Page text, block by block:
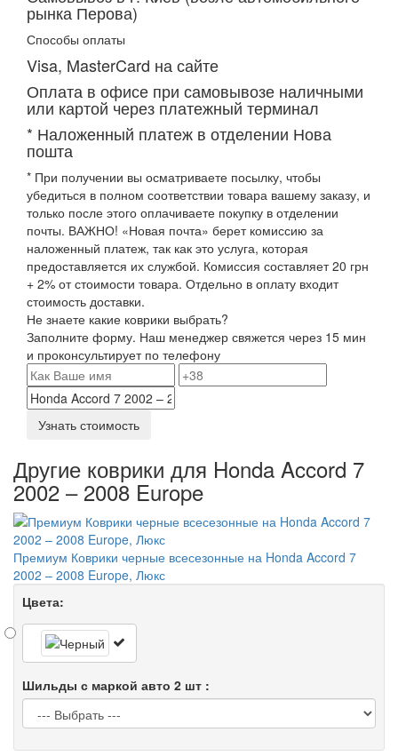
рынка Перова)
Способы оплаты
Visa, MasterCard на сайте
Оплата в офисе при самовывозе наличными
или картой через платежный терминал
* Наложенный платеж в отделении Нова
пошта
* При получении вы осматриваете посылку, чтобы
убедиться в полном соответствии товара вашему заказу, и
только после этого оплачиваете покупку в отделении
почты. ВАЖНО! «Новая почта» берет комиссию за
наложенный платеж, так как это услуга, которая
предоставляется их службой. Комиссия составляет 20 грн
+ 2% от стоимости товара. Отдельно в оплату входит
стоимость доставки.
Не знаете какие коврики выбрать?
Заполните форму. Наш менеджер свяжется через 15 мин
и проконсультирует по телефону
Узнать стоимость
Другие коврики для Honda Accord 7
2002 – 2008 Europe
Премиум Коврики черные всесезонные на Honda Accord 7
2002 – 2008 Europe, Люкс
Цвета:
Шильды с маркой авто 2 шт :